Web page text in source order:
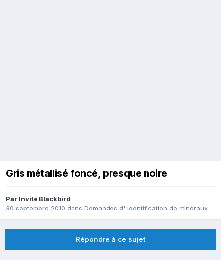
Gris métallisé foncé, presque noire
Par Invité Blackbird
30 septembre 2010 dans Demandes d' identification de minéraux
Répondre à ce sujet